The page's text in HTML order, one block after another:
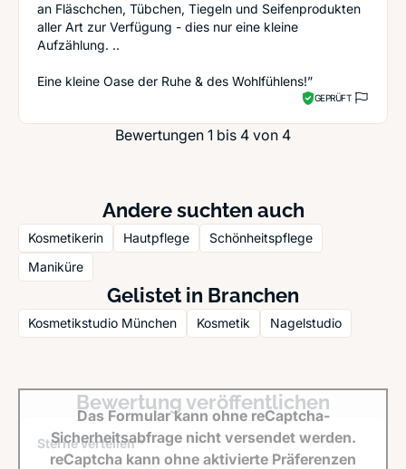
an Fläschchen, Tübchen, Tiegeln und Seifenprodukten
aller Art zur Verfügung - dies nur eine kleine
Aufzählung. ..
Eine kleine Oase der Ruhe & des Wohlfühlens!”
GEPRÜFT
Bewertungen 1 bis 4 von 4
Andere suchten auch
Kosmetikerin Hautpflege
Schönheitspflege
Maniküre
Gelistet in Branchen
Kosmetikstudio München Kosmetik Nagelstudio
Bewertung veröffentlichen
Sterne verteilen *
Das Formular kann ohne reCaptcha-
Sicherheitsabfrage nicht versendet werden.
reCaptcha kann ohne aktivierte Präferenzen